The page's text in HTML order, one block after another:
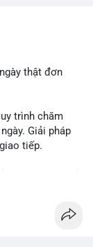
thật đơn
trình chăm
Giải pháp
tiếp.